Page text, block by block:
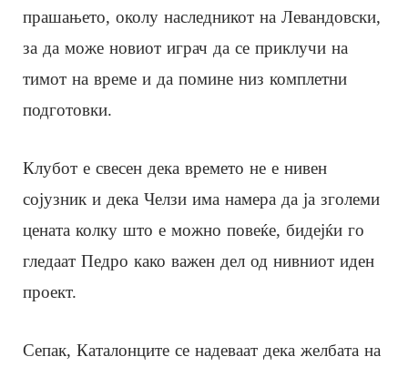
прашањето, околу наследникот на Левандовски,
за да може новиот играч да се приклучи на
тимот на време и да помине низ комплетни
подготовки.
Клубот е свесен дека времето не е нивен
сојузник и дека Челзи има намера да ја зголеми
цената колку што е можно повеќе, бидејќи го
гледаат Педро како важен дел од нивниот иден
проект.
Сепак, Каталонците се надеваат дека желбата на